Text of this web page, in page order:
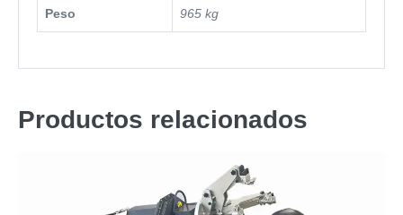
Peso 965 kg
Productos relacionados